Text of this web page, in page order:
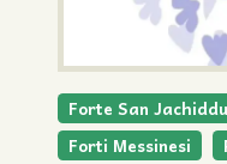
Forte San Jachiddu
Forti Messinesi